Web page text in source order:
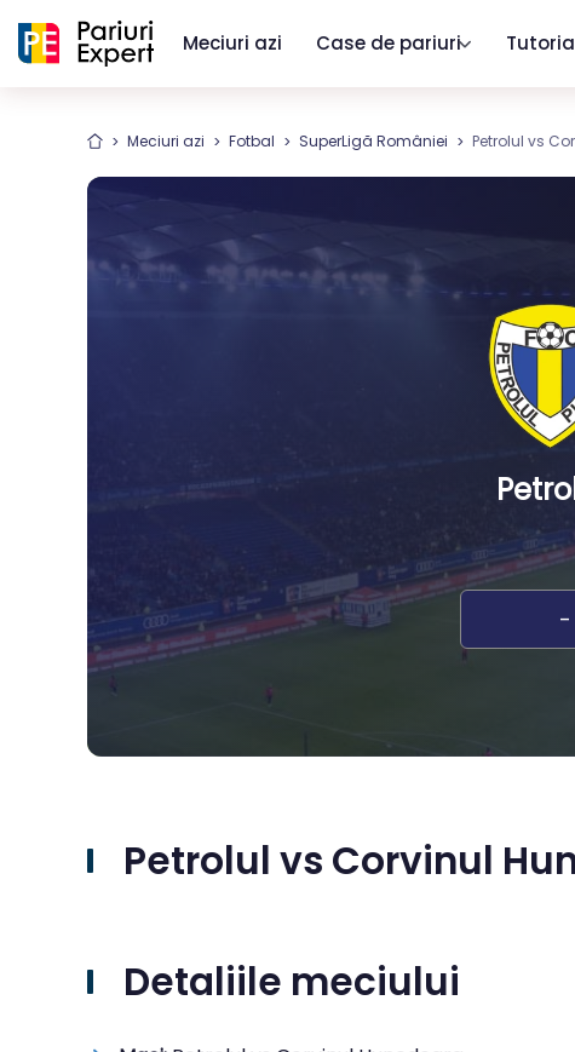
Meciuri azi Case de pariuri
Meciuri azi Fotbal SuperLigă României Petrolul vs
-
Petrolul vs Corvinul
Detaliile meciului